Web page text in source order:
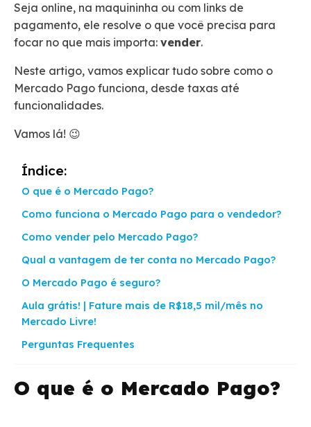
Seja online, na maquininha ou com links de
pagamento, ele resolve o que você precisa para
focar no que mais importa: vender.
Neste artigo, vamos explicar tudo sobre como o
Mercado Pago funciona, desde taxas até
funcionalidades.
Vamos lá! 😉
Índice:
O que é o Mercado Pago?
Como funciona o Mercado Pago para o vendedor?
Como vender pelo Mercado Pago?
Qual a vantagem de ter conta no Mercado Pago?
O Mercado Pago é seguro?
Aula grátis! | Fature mais de R$18,5 mil/mês no
Mercado Livre!
Perguntas Frequentes
O que é o Mercado Pago?